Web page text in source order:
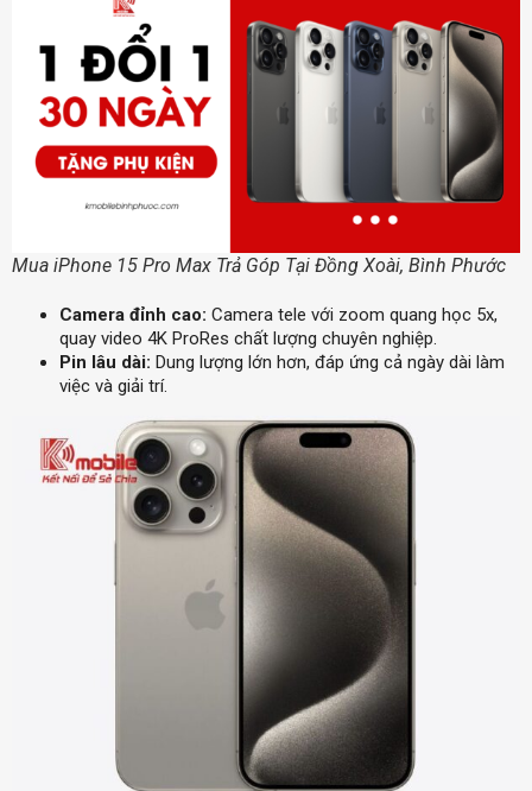
Mua iPhone 15 Pro Max Trả Góp Tại Đồng Xoài, Bình Phước
Camera đỉnh cao: Camera tele với zoom quang học 5x,
quay video 4K ProRes chất lượng chuyên nghiệp.
Pin lâu dài: Dung lượng lớn hơn, đáp ứng cả ngày dài làm
việc và giải trí.